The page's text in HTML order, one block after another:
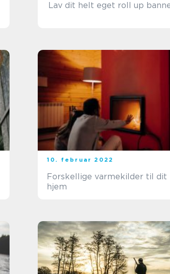
Lav dit helt eget roll up
10. februar 2022
Forskellige varmekilder til dit
hjem